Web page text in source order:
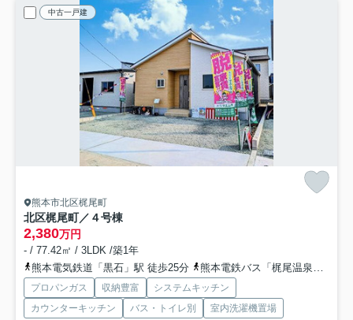
中古一戸建
熊本市北区梶尾町
北区梶尾町／４号棟
2,380万円
- / 77.42㎡ / 3LDK /築1年
熊本電気鉄道「黒石」駅 徒歩25分
熊本電鉄バス「梶尾温泉」バス停下車 徒歩5分
プロパンガス 収納豊富
システムキッチン
カウンターキッチン
バス・トイレ別 室内洗濯機置場